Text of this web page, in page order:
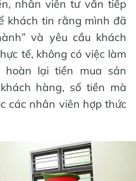
nhân viên tư vấn tiếp
khách tin rằng mình đã
và yêu cầu khách
tế, không có việc làm
hoàn lại tiền mua sản
hàng, số tiền mà
các nhân viên hợp thức